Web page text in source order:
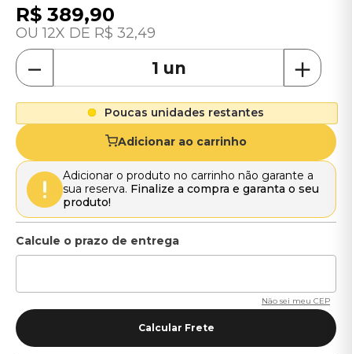
R$ 389,90
12 R$ 32,49
＋
－
Poucas unidades restantes
Adicionar ao carrinho
Adicionar o produto no carrinho não garante a
sua reserva. Finalize a compra e garanta o seu
produto!
Não sei meu CEP